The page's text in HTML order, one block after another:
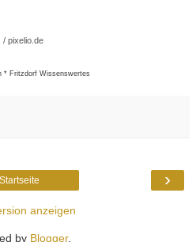
pixelio.de
* Fritzdorf Wissenswertes
›
Startseite
anzeigen
by Blogger.